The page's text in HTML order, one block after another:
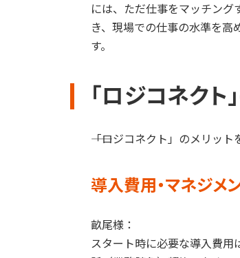
には、ただ仕事をマッチング
き、現場での仕事の水準を高
す。
「ロジコネクト
――「ロジコネクト 」のメリット
導入費用・マネジメ
畝尾様：
スタート時に必要な導入費用